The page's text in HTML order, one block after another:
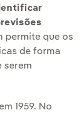
permite que os
de forma
serem
1959. No